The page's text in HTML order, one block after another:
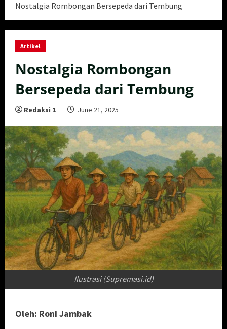
Nostalgia Rombongan Bersepeda dari Tembung
Artikel
Nostalgia Rombongan
Bersepeda dari Tembung
Redaksi 1 June 21, 2025
Ilustrasi (Supremasi.id)
Oleh: Roni Jambak